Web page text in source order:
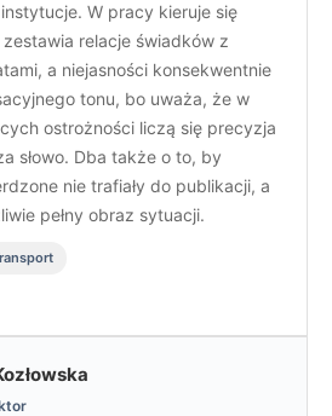
instytucje. W pracy kieruje się
relacje świadków z
a niejasności konsekwentnie
tonu, bo uważa, że w
ostrożności liczą się precyzja
słowo. Dba także o to, by
nie trafiały do publikacji, a
pełny obraz sytuacji.